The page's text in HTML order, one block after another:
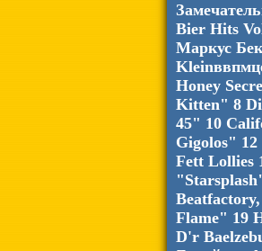
Bier Hits
Маркус
Honey
Kitten" 8
45" 10
Gigolos"
Fett Lollies
Flame" 19
D'r